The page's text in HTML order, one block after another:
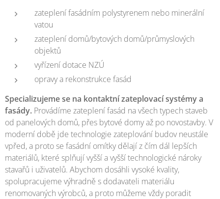
zateplení fasádním polystyrenem nebo minerální
vatou
zateplení domů/bytových domů/průmyslových
objektů
vyřízení dotace NZÚ
opravy a rekonstrukce fasád
Specializujeme se na kontaktní zateplovací systémy a
fasády. Provádíme zateplení fasád na všech typech staveb
od panelových domů, přes bytové domy až po novostavby. V
moderní době jde technologie zateplování budov neustále
vpřed, a proto se fasádní omítky dělají z čím dál lepších
materiálů, které splňují vyšší a vyšší technologické nároky
stavařů i uživatelů. Abychom dosáhli vysoké kvality,
spolupracujeme výhradně s dodavateli materiálu
renomovaných výrobců, a proto můžeme vždy poradit